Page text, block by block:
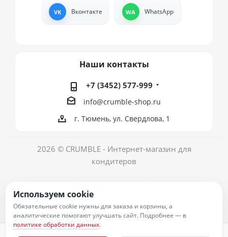
Вконтакте WhatsApp
Наши контакты
+7 (3452) 577-999
info@crumble-shop.ru
г. Тюмень, ул. Свердлова, 1
2026 © CRUMBLE - Интернет-магазин для
кондитеров
Используем cookie
Обязательные cookie нужны для заказа и корзины, а
аналитические помогают улучшать сайт. Подробнее — в
политике обработки данных.